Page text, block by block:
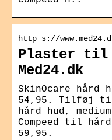
http s://
Plaster til
Med24.dk
SkinOcare hård
54,95. Tilføj til
hård hud,
Compeed til
59,95.